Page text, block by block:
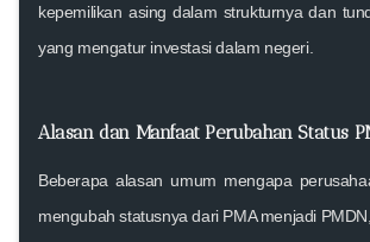
kepemilikan asing dalam strukturnya dan
yang mengatur investasi dalam negeri.
Alasan dan Manfaat Perubahan Status
Beberapa alasan umum mengapa
mengubah statusnya dari PMA menjadi